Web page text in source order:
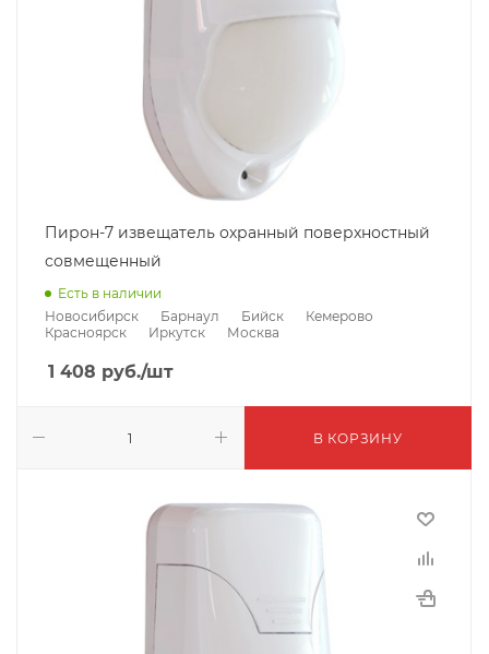
Пирон-7 извещатель охранный поверхностный
совмещенный
Есть в наличии
Новосибирск
Барнаул Бийск
Кемерово
Красноярск
Иркутск Москва
1 408 руб./шт
В КОРЗИНУ